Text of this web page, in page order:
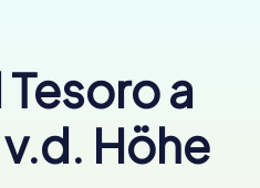
a
Höhe